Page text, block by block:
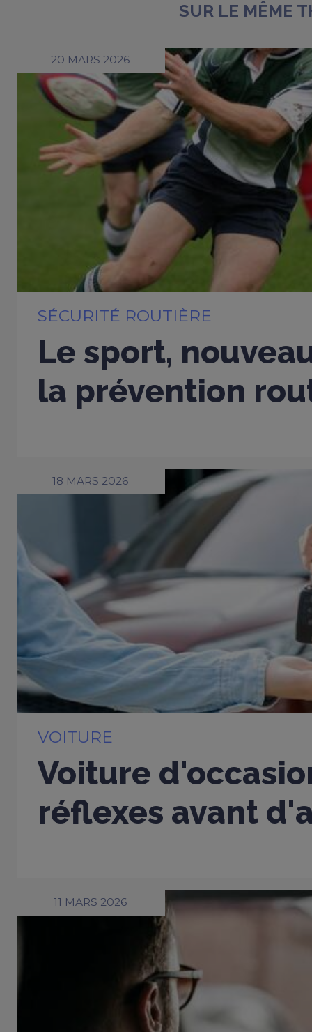
SUR LE MÊME
20 MARS 2026
SÉCURITÉ ROUTIÈRE
Le sport,
la prévention
18 MARS 2026
VOITURE
Voiture
réflexes avant
11 MARS 2026